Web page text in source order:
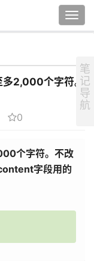
多2,000个字符。
0
个字符。不改
字段用的
笔
记
导
航